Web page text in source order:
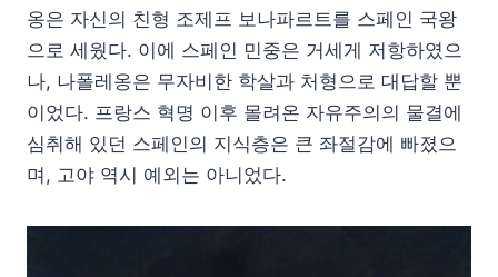
옹은 자신의 친형 조제프 보나파르트를 스페인 국왕
으로 세웠다. 이에 스페인 민중은 거세게 저항하였으
나, 나폴레옹은 무자비한 학살과 처형으로 대답할 뿐
이었다. 프랑스 혁명 이후 몰려온 자유주의의 물결에
심취해 있던 스페인의 지식층은 큰 좌절감에 빠졌으
며, 고야 역시 예외는 아니었다.